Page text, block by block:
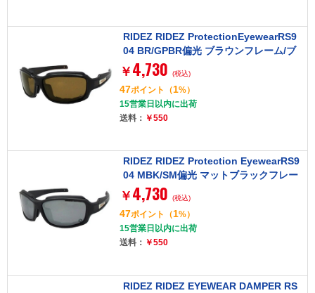
RIDEZ RIDEZ ProtectionEyewearRS9
04 BR/GPBR偏光 ブラウンフレーム/ブ
ラウンレンズ [アイウェア]
￥ 4,730 (税込)
47ポイント （1%）
15営業日以内に出荷
送料： ￥550
RIDEZ RIDEZ Protection EyewearRS9
04 MBK/SM偏光 マットブラックフレー
ム/スモークレンズ [アイウェア]
￥ 4,730 (税込)
47ポイント （1%）
15営業日以内に出荷
送料： ￥550
RIDEZ RIDEZ EYEWEAR DAMPER RS